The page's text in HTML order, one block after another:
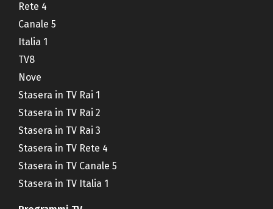
Rete 4
Canale 5
Italia 1
TV8
Nove
Stasera in TV Rai 1
Stasera in TV Rai 2
Stasera in TV Rai 3
Stasera in TV Rete 4
Stasera in TV Canale 5
Stasera in TV Italia 1